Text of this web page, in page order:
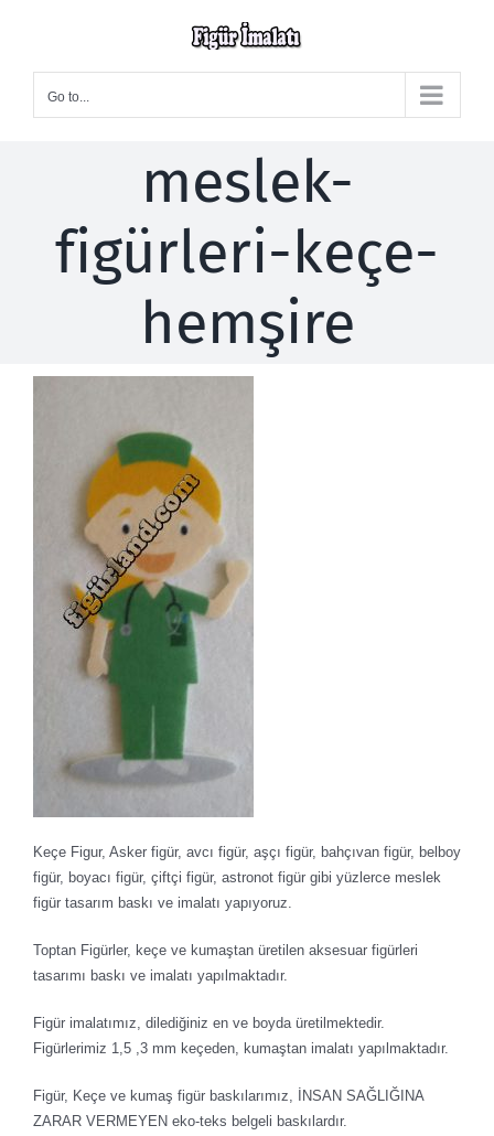
Go to...
meslek-
figürleri-keçe-
hemşire
Keçe Figur, Asker figür, avcı figür, aşçı figür, bahçıvan figür, belboy
figür, boyacı figür, çiftçi figür, astronot figür gibi yüzlerce meslek
figür tasarım baskı ve imalatı yapıyoruz.
Toptan Figürler, keçe ve kumaştan üretilen aksesuar figürleri
tasarımı baskı ve imalatı yapılmaktadır.
Figür imalatımız, dilediğiniz en ve boyda üretilmektedir.
Figürlerimiz 1,5 ,3 mm keçeden, kumaştan imalatı yapılmaktadır.
Figür, Keçe ve kumaş figür baskılarımız, İNSAN SAĞLIĞINA
ZARAR VERMEYEN eko-teks belgeli baskılardır.